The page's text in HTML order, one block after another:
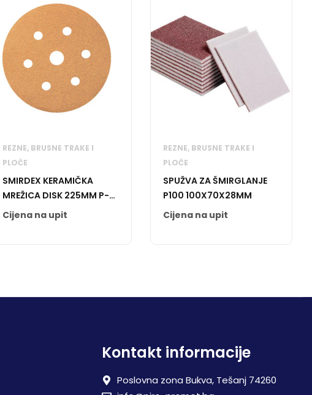
REZNE, BRUSNE TRAKE I
PLOČE
SMIRDEX KERAMIČKA
MREŽICA DISK 225MM P-
220
Cijena na upit
REZNE, BRUSNE TRAKE I
PLOČE
SPUŽVA ZA ŠMIRGLANJE
P100 100X70X28MM
Cijena na upit
Kontakt informacije
Poslovna zona Bukva, Tešanj 74260